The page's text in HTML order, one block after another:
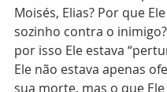
Moisés, Elias? Por que
sozinho contra o
por isso Ele estava
Ele não estava apenas
sua morte, mas o que